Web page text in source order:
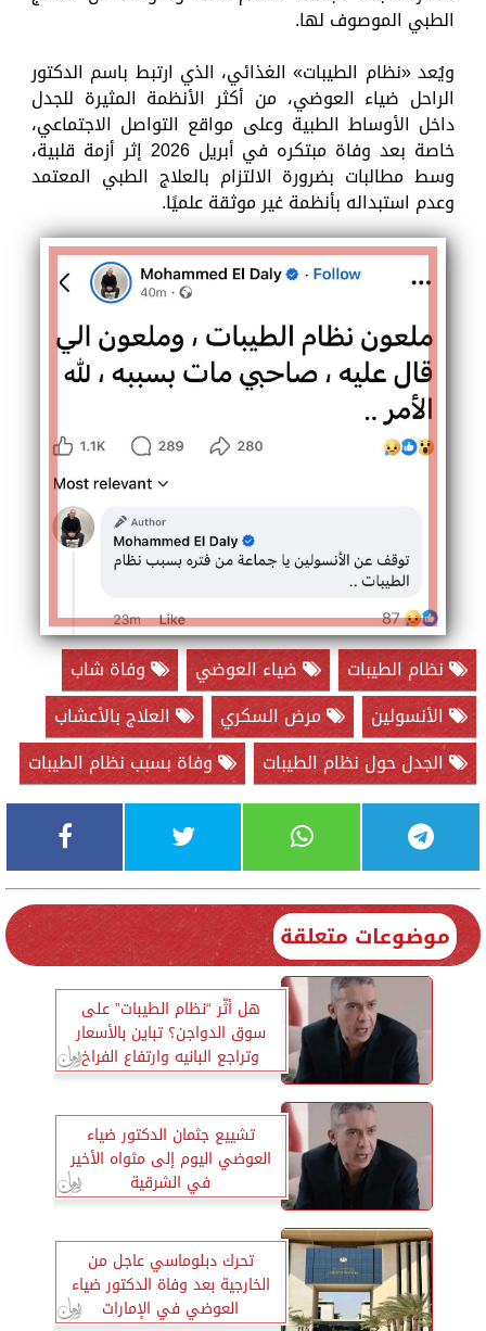
الطبي الموصوف لها.
ويُعد «نظام الطيبات» الغذائي، الذي ارتبط باسم الدكتور
الراحل ضياء العوضي، من أكثر الأنظمة المثيرة للجدل
داخل الأوساط الطبية وعلى مواقع التواصل الاجتماعي،
خاصة بعد وفاة مبتكره في أبريل 2026 إثر أزمة قلبية،
وسط مطالبات بضرورة الالتزام بالعلاج الطبي المعتمد
وعدم استبداله بأنظمة غير موثقة علميًا.
نظام الطيبات ضياء العوضي
وفاة شاب
الأنسولين
مرض السكري
العلاج بالأعشاب
الجدل حول نظام الطيبات
وفاة بسبب نظام الطيبات
موضوعات متعلقة
هل أثّر “نظام الطيبات” على
سوق الدواجن؟ تباين بالأسعار
وتراجع البانيه وارتفاع الفراخ
البيضاء
تشييع جثمان الدكتور ضياء
العوضي اليوم إلى مثواه الأخير
في الشرقية
تحرك دبلوماسي عاجل من
الخارجية بعد وفاة الدكتور ضياء
العوضي في الإمارات